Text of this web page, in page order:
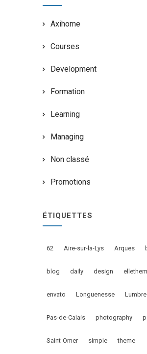
Axihome
Courses
Development
Formation
Learning
Managing
Non classé
Promotions
ÉTIQUETTES
62 Aire-sur-la-Lys Arques
blog daily design
envato Longuenesse
Pas-de-Calais photography
Saint-Omer simple theme